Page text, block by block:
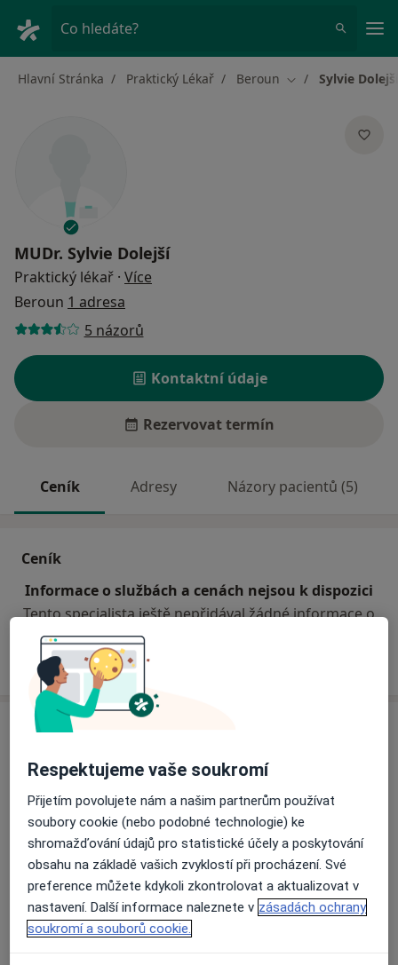
Co hledáte?
Hlavní Stránka Praktický Lékař Beroun Změna města
Sylvie Dolejší
MUDr. Sylvie Dolejší
Praktický lékař · Více
Beroun 1 adresa
5 názorů
Kontaktní údaje
Rezervovat termín
Ceník Adresy Názory pacientů (5)
Ceník
Informace o službách a cenách nejsou k dispozici
Tento specialista ještě nepřidával žádné informace o
Adresa
Ordinace PL pro dospělé
26601
Přiblížit mapuse otevře v nové záložce
Dostupnost
Na této adrese online kalendář není aktivní
Co mám v takové situaci udělat?
Respektujeme vaše soukromí
Přijetím povolujete nám a našim partnerům používat
soubory cookie (nebo podobné technologie) ke
shromažďování údajů pro statistické účely a poskytování
obsahu na základě vašich zvyklostí při procházení. Své
preference můžete kdykoli zkontrolovat a aktualizovat v
nastavení. Další informace naleznete v zásadách ochrany
soukromí a souborů cookie.